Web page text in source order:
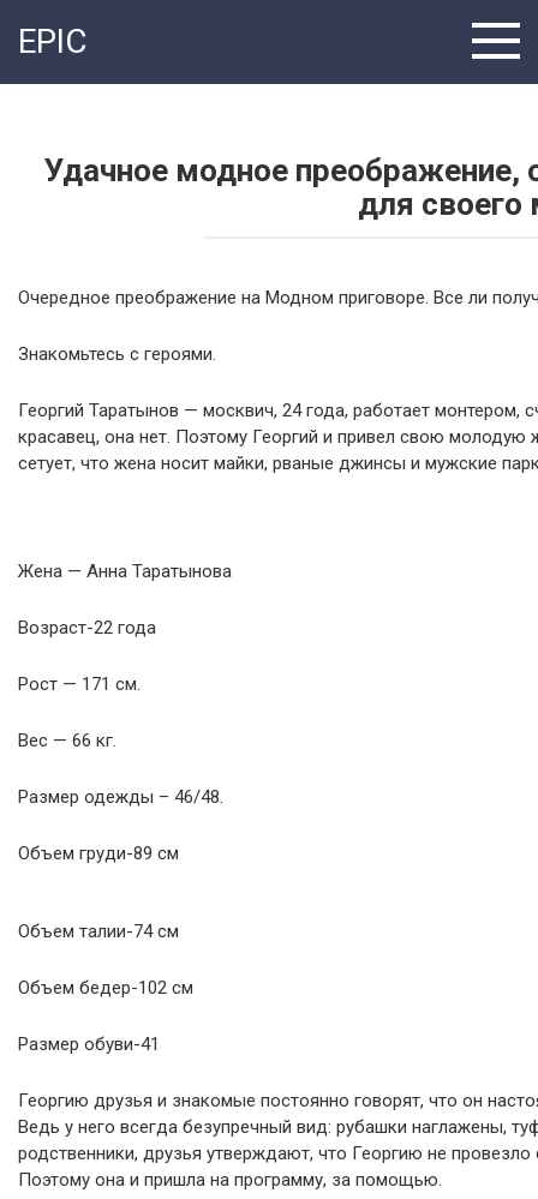
EPIC
Удачное модное преображение,
для
Очередное преображение на Модном приговоре. Все ли
Знакомьтесь с героями.
Георгий Таратынов — москвич, 24 года, работает монтером,
красавец, она нет. Поэтому Георгий и привел свою
сетует, что жена носит майки, рваные джинсы и мужские
Жена — Анна Таратынова
Возраст-22 года
Рост — 171 см.
Вес — 66 кг.
Размер одежды – 46/48.
Объем груди-89 см
Объем талии-74 см
Объем бедер-102 см
Размер обуви-41
Георгию друзья и знакомые постоянно говорят, что он
Ведь у него всегда безупречный вид: рубашки наглажены,
родственники, друзья утверждают, что Георгию не
Поэтому она и пришла на программу, за помощью.